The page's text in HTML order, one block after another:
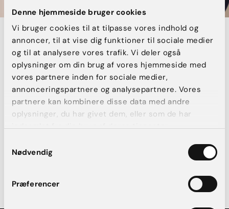
Denne hjemmeside bruger cookies
Vi bruger cookies til at tilpasse vores indhold og
annoncer, til at vise dig funktioner til sociale medier
og til at analysere vores trafik. Vi deler også
oplysninger om din brug af vores hjemmeside med
vores partnere inden for sociale medier,
annonceringspartnere og analysepartnere. Vores
partnere kan kombinere disse data med andre
oplysninger, du har givet dem, eller som de har
indsamlet fra din brug af deres tjenester.
Nødvendig
Præferencer
Aldersgrænse for behandlinger
Hos AK Aesthetics er aldersgrænsen for
kosmetiske behandlinger og operationer 18 år i
henhold til dansk lovgivning. Vi lægger stor vægt
på, at alle behandlinger vælges på et velovervejet
opererer